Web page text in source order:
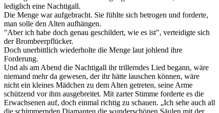
lediglich eine Nachtigall.
Die Menge war aufgebracht. Sie fühlte sich betrogen und forderte,
man solle den Alten aufhängen.
"Aber ich habe doch genau geschildert, wie es ist", verteidigte sich
der Brombeerpflücker.
Doch unerbittlich wiederholte die Menge laut johlend ihre
Forderung.
Und als am Abend die Nachtigall ihr trillerndes Lied begann, wäre
niemand mehr da gewesen, der ihr hätte lauschen können, wäre
nicht ein kleines Mädchen zu dem Alten getreten, seine Arme
schützend vor ihm ausgebreitet. Mit zarter Stimme forderte es die
Erwachsenen auf, doch einmal richtig zu schauen. „Ich sehe auch all